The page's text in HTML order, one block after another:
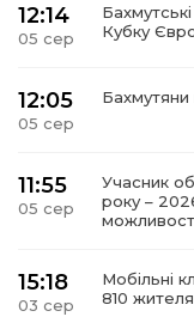
12:14
05 сер
Кубку
12:05
05 сер
Бахмутяни
11:55
05 сер
Учасник
року –
15:18
03 сер
Мобільні
810